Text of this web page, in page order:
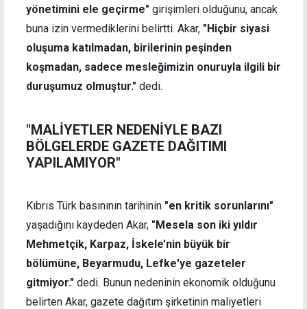
yönetimini ele geçirme" girişimleri olduğunu, ancak
buna izin vermediklerini belirtti. Akar, "Hiçbir siyasi
oluşuma katılmadan, birilerinin peşinden
koşmadan, sadece mesleğimizin onuruyla ilgili bir
duruşumuz olmuştur." dedi.
"MALİYETLER NEDENİYLE BAZI
BÖLGELERDE GAZETE DAĞITIMI
YAPILAMIYOR"
Kıbrıs Türk basınının tarihinin "en kritik sorunlarını"
yaşadığını kaydeden Akar, "Mesela son iki yıldır
Mehmetçik, Karpaz, İskele’nin büyük bir
bölümüne, Beyarmudu, Lefke'ye gazeteler
gitmiyor." dedi. Bunun nedeninin ekonomik olduğunu
belirten Akar, gazete dağıtım şirketinin maliyetleri